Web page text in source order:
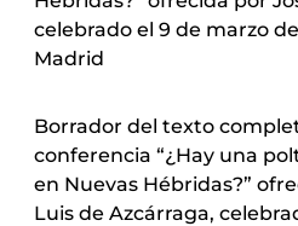
celebrado el 9 de marzo
Madrid
Borrador del texto
conferencia “¿Hay una
en Nuevas Hébridas?”
Luis de Azcárraga,